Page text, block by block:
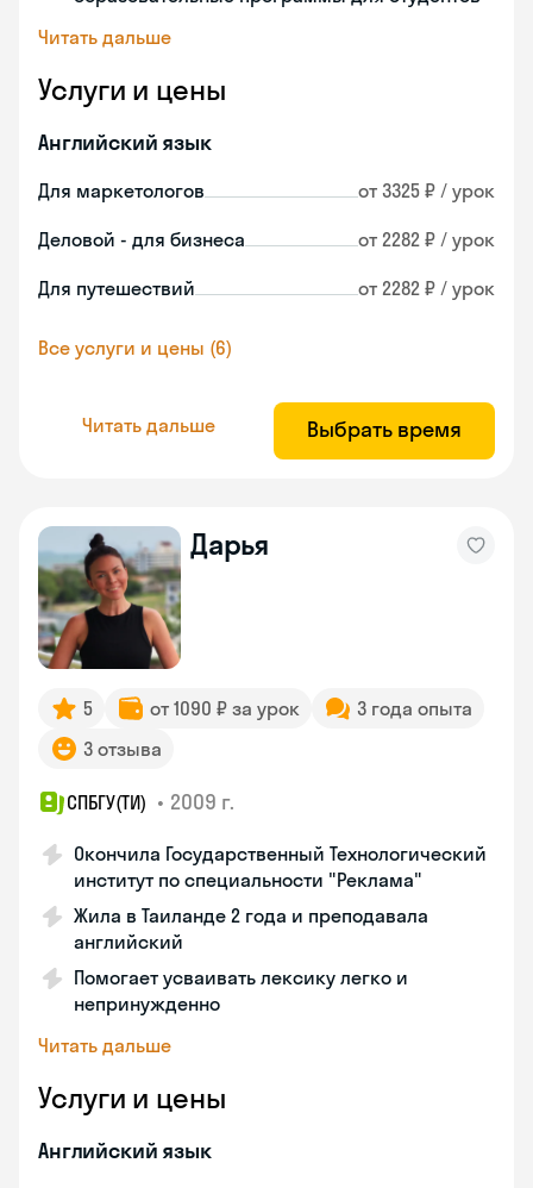
Читать дальше
Услуги и цены
Английский язык
Для маркетологов от 3325 ₽ / урок
Деловой - для бизнеса от 2282 ₽ / урок
Для путешествий от 2282 ₽ / урок
Все услуги и цены (6)
Читать дальше Выбрать время
Дарья
5 от 1090 ₽ за урок
3 года опыта
3 отзыва
СПБГУ(ТИ) • 2009 г.
Окончила Государственный Технологический
институт по специальности "Реклама"
Жила в Таиланде 2 года и преподавала
английский
Помогает усваивать лексику легко и
непринужденно
Читать дальше
Услуги и цены
Английский язык